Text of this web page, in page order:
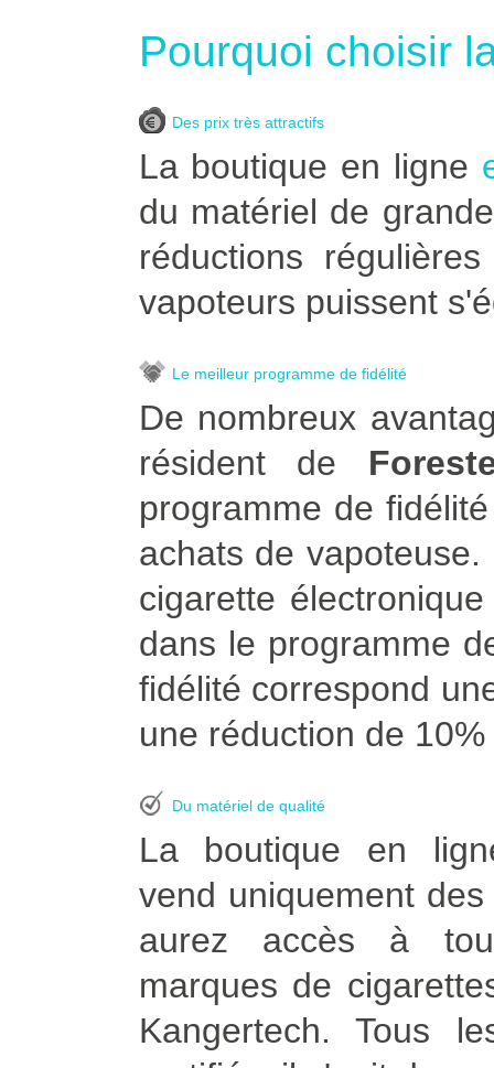
Pourquoi choisir
Des prix très attractifs
La boutique en ligne
du matériel de
réductions
vapoteurs puissent
Le meilleur programme de fidélité
De nombreux
résident de
programme de
achats de
cigarette
dans le programme
fidélité correspond
une réduction de
Du matériel de qualité
La boutique en
vend uniquement
aurez accès à
marques de
Kangertech. Tous